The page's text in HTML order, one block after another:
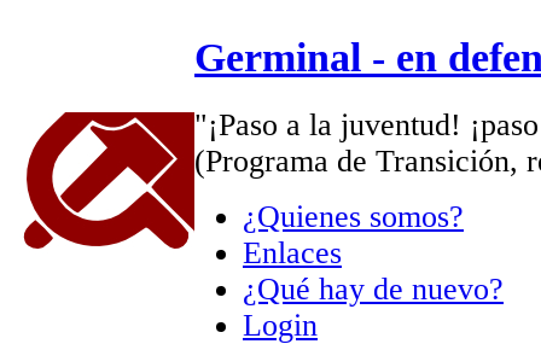
Germinal - en
"¡Paso a la juventud!
(Programa de Transición,
¿Quienes somos?
Enlaces
¿Qué hay de nuevo?
Login